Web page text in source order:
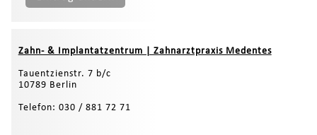
Zahn- & Implantatzentrum | Zahnarztpraxis Medentes
Tauentzienstr. 7 b/c
10789 Berlin
Telefon: 030 / 881 72 71